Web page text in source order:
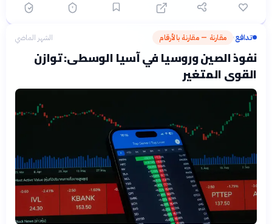
تدافع› مقارنة — مقارنة بالأرقام الشهر الماضي
نفوذ الصين وروسيا في آسيا الوسطى: توازن
القوى المتغير